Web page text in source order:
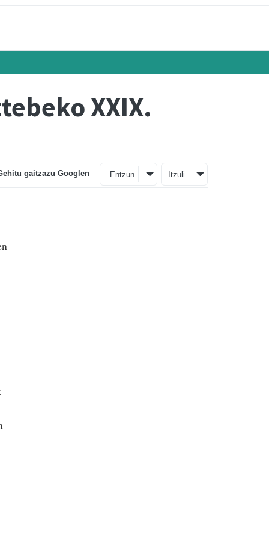
XXIX.
gaitzazu Googlen Entzun Itzuli